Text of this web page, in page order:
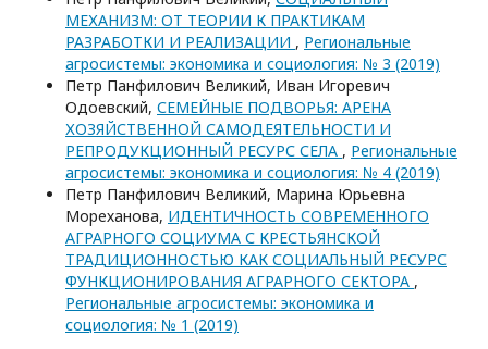
МЕХАНИЗМ: ОТ ТЕОРИИ К ПРАКТИКАМ
РАЗРАБОТКИ И РЕАЛИЗАЦИИ , Региональные
агросистемы: экономика и социология: № 3 (2019)
Петр Панфилович Великий, Иван Игоревич
Одоевский, СЕМЕЙНЫЕ ПОДВОРЬЯ: АРЕНА
ХОЗЯЙСТВЕННОЙ САМОДЕЯТЕЛЬНОСТИ И
РЕПРОДУКЦИОННЫЙ РЕСУРС СЕЛА , Региональные
агросистемы: экономика и социология: № 4 (2019)
Петр Панфилович Великий, Марина Юрьевна
Мореханова, ИДЕНТИЧНОСТЬ СОВРЕМЕННОГО
АГРАРНОГО СОЦИУМА С КРЕСТЬЯНСКОЙ
ТРАДИЦИОННОСТЬЮ КАК СОЦИАЛЬНЫЙ РЕСУРС
ФУНКЦИОНИРОВАНИЯ АГРАРНОГО СЕКТОРА ,
Региональные агросистемы: экономика и
социология: № 1 (2019)